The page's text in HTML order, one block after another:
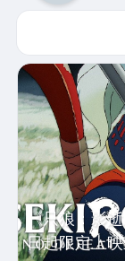
《只狼：影
日起限定上